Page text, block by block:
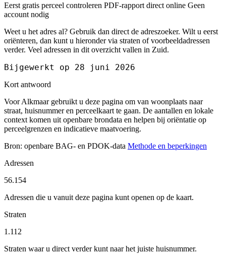
Eerst gratis perceel controleren PDF-rapport direct online Geen
account nodig
Weet u het adres al? Gebruik dan direct de adreszoeker. Wilt u eerst
oriënteren, dan kunt u hieronder via straten of voorbeeldadressen
verder. Veel adressen in dit overzicht vallen in Zuid.
Bijgewerkt op 28 juni 2026
Kort antwoord
Voor Alkmaar gebruikt u deze pagina om van woonplaats naar
straat, huisnummer en perceelkaart te gaan. De aantallen en lokale
context komen uit openbare brondata en helpen bij oriëntatie op
perceelgrenzen en indicatieve maatvoering.
Bron: openbare BAG- en PDOK-data Methode en beperkingen
Adressen
56.154
Adressen die u vanuit deze pagina kunt openen op de kaart.
Straten
1.112
Straten waar u direct verder kunt naar het juiste huisnummer.